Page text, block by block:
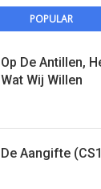
POPULAR
Op De Antillen,
Wat Wij Willen
De Aangifte